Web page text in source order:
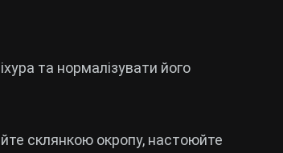
та нормалізувати його
склянкою окропу, настоюйте